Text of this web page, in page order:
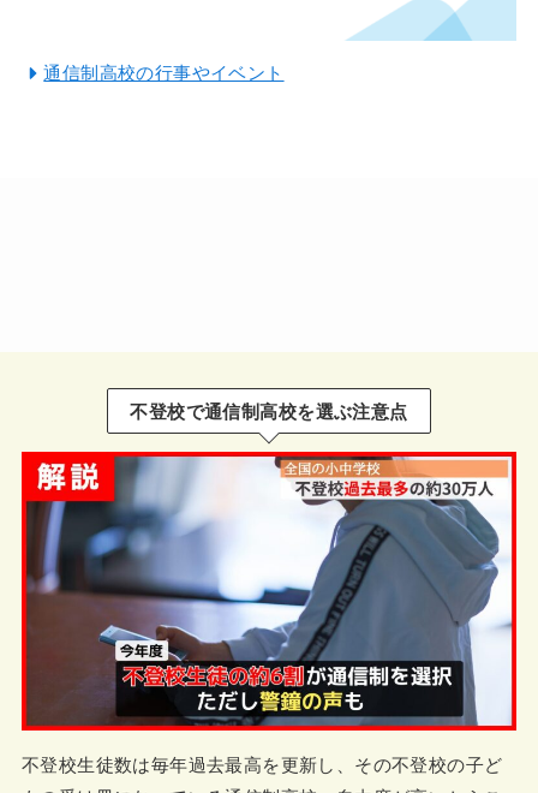
通信制高校の行事やイベント
不登校で通信制高校を選ぶ注意点
不登校生徒数は毎年過去最高を更新し、その不登校の子ど